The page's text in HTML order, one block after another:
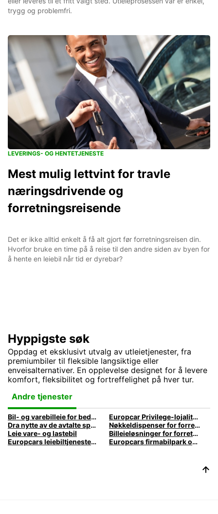
trygg og problemfri.
LEVERINGS- OG HENTETJENESTE
Mest mulig lettvint for travle
næringsdrivende og
forretningsreisende
Det er ikke alltid enkelt å få alt gjort før forretningsreisen din.
Hvorfor bruke en time på å reise til den andre siden av byen for
å hente en leiebil når tid er dyrebar?
Hyppigste søk
Oppdag et eksklusivt utvalg av utleietjenester, fra
premiumbiler til fleksible langsiktige eller
enveisalternativer. En opplevelse designet for å levere
komfort, fleksibilitet og fortreffelighet på hver tur.
Andre tjenester
Bil- og varebilleie for bedrifter | Europcar
Europcar Privilege-lojalitetsprogram | Europcar
Dra nytte av de avtalte spesialprisene for din bedrift på bilutleie | Europcar
Nøkkeldispenser for forretningsreisende
Leie vare- og lastebil
Billeieløsninger for forretningsreiser
Europcars leiebiltjenester for reisebyråer
Europcars firmabilpark og utleietjenester | Europcar